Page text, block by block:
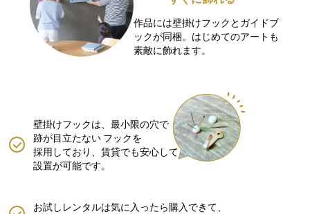
作品には壁掛けフックとガイドブ
ックが同梱。はじめてのアートも
素敵に飾れます。
壁掛けフックは、最小限の穴で
跡が目立たない フックを
採用しており、賃貸でも安心して
設置が可能です。
お試しレンタルは気に入ったら購入できて、